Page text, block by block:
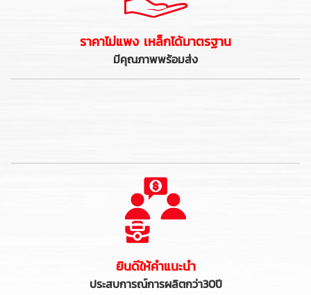
ราคาไม่แพง เหล็กได้มาตรฐาน
มีคุณภาพพร้อมส่ง
ยินดีให้คำแนะนำ
ประสบการณ์การผลิตกว่า30ปี